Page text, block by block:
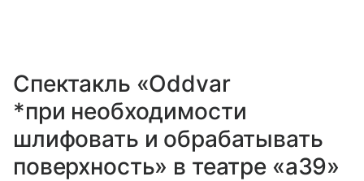
Спектакль «Oddvar
*при необходимости
шлифовать и обрабатывать
поверхность» в театре «a39»